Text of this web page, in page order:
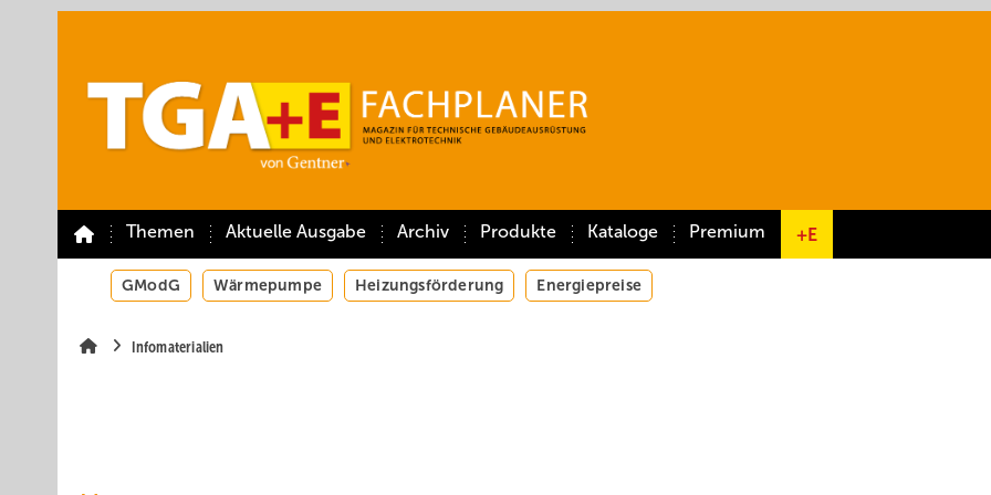
Themen Aktuelle Ausgabe Archiv Produkte Kataloge Premium +E
GModG Wärmepumpe Heizungsförderung Energiepreise
Infomaterialien